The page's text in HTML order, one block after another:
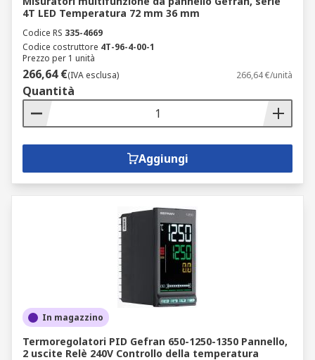
4T LED Temperatura 72 mm 36 mm
Codice RS 335-4669
Codice costruttore 4T-96-4-00-1
Prezzo per 1 unità
266,64 €(IVA esclusa) 266,64 €/unità
Quantità
Aggiungi
In magazzino
Termoregolatori PID Gefran 650-1250-1350 Pannello,
2 uscite Relè 240V Controllo della temperatura